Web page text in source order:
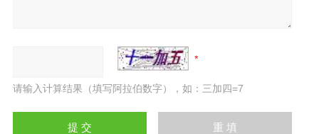
请输入计算结果（填写阿拉伯数字），如：三加四=7